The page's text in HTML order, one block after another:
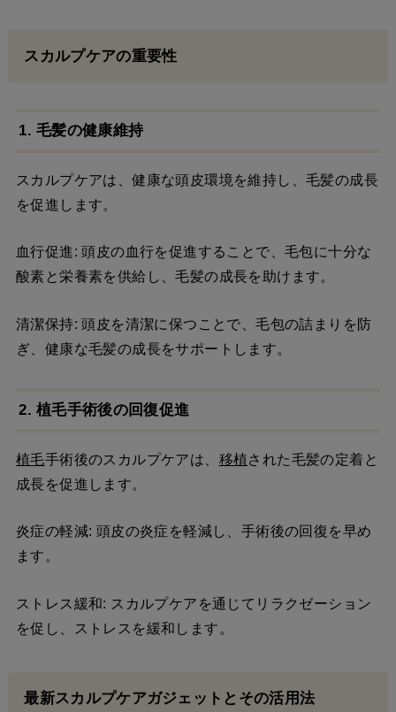
スカルプケアの重要性
1. 毛髪の健康維持
スカルプケアは、健康な頭皮環境を維持し、毛髪の成長
を促進します。
血行促進: 頭皮の血行を促進することで、毛包に十分な
酸素と栄養素を供給し、毛髪の成長を助けます。
清潔保持: 頭皮を清潔に保つことで、毛包の詰まりを防
ぎ、健康な毛髪の成長をサポートします。
2. 植毛手術後の回復促進
植毛手術後のスカルプケアは、 移植された毛髪の定着と
成長を促進します。
炎症の軽減: 頭皮の炎症を軽減し、手術後の回復を早め
ます。
ストレス緩和: スカルプケアを通じてリラクゼーション
を促し、ストレスを緩和します。
最新スカルプケアガジェットとその活用法